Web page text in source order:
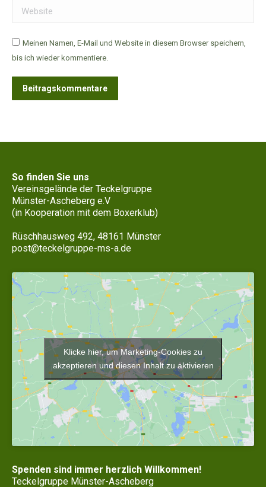
Website
Meinen Namen, E-Mail und Website in diesem Browser speichern,
bis ich wieder kommentiere.
Beitragskommentare
So finden Sie uns
Vereinsgelände der Teckelgruppe
Münster-Ascheberg e.V
(in Kooperation mit dem Boxerklub)
Rüschhausweg 492, 48161 Münster
post@teckelgruppe-ms-a.de
Klicke hier, um Marketing-Cookies zu
akzeptieren und diesen Inhalt zu aktivieren
Spenden sind immer herzlich Willkommen!
Teckelgruppe Münster-Ascheberg